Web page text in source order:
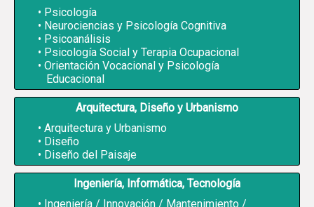
Psicología
Neurociencias y Psicología Cognitiva
Psicoanálisis
Psicología Social y Terapia Ocupacional
Orientación Vocacional y Psicología
Educacional
Arquitectura, Diseño y Urbanismo
Arquitectura y Urbanismo
Diseño
Diseño del Paisaje
Ingeniería, Informática, Tecnología
Ingeniería / Innovación / Mantenimiento /